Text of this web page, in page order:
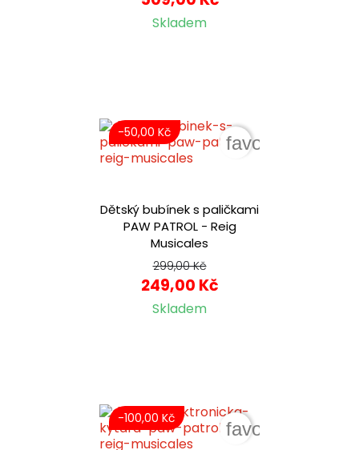
Skladem
Dětský bubínek s paličkami
PAW PATROL - Reig
Musicales
299,00 Kč
249,00 Kč
Skladem
-50,00 Kč
favorite_border
-100,00 Kč
favorite_border